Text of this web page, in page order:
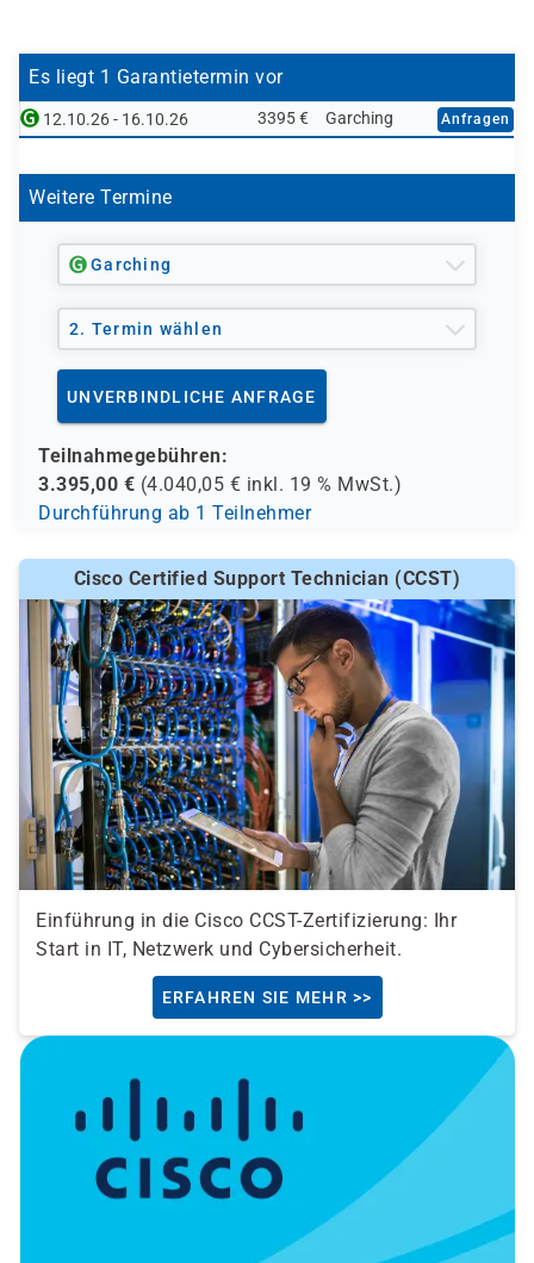
werden, erlernen möchten.
Es liegt 1 Garantietermin vor
12.10.26 - 16.10.26 3395 € Garching Anfragen
Weitere Termine
Garching
2. Termin wählen
UNVERBINDLICHE ANFRAGE
Teilnahmegebühren:
3.395,00 € (4.040,05 € inkl. 19 % MwSt.)
Durchführung ab 1 Teilnehmer
Cisco Certified Support Technician (CCST)
Einführung in die Cisco CCST-Zertifizierung: Ihr
Start in IT, Netzwerk und Cybersicherheit.
ERFAHREN SIE MEHR >>